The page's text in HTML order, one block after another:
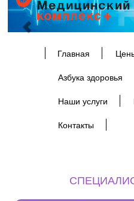
Previous
Главная
Азбука здоровья
Наши услуги
Контакты